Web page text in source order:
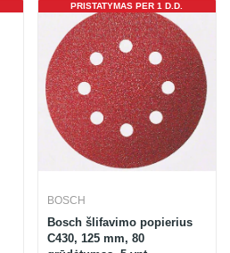
PRISTATYMAS PER 1 D.D.
BOSCH
Bosch šlifavimo popierius
C430, 125 mm, 80